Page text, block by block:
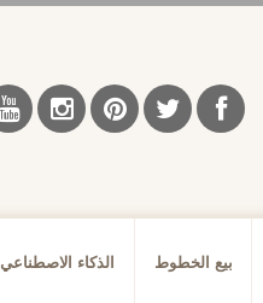
بيع الخطوط الذكاء الاصطناعي